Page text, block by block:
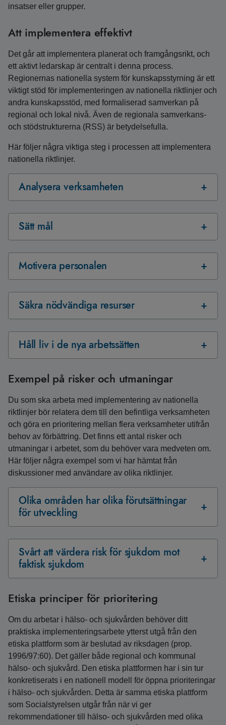
insatser eller grupper.
Att implementera effektivt
Det går att implementera planerat och framgångsrikt, och
ett aktivt ledarskap är centralt i denna process.
Regionernas nationella system för kunskapsstyrning är ett
viktigt stöd för implementeringen av nationella riktlinjer och
andra kunskapsstöd, med formaliserad samverkan på
regional och lokal nivå. Även de regionala samverkans-
och stöd­strukturerna (RSS) är betydelsefulla.
Här följer några viktiga steg i processen att implementera
nationella riktlinjer.
Analysera verksamheten
Sätt mål
Motivera personalen
Säkra nödvändiga resurser
Håll liv i de nya arbetssätten
Exempel på risker och utmaningar
Du som ska arbeta med implementering av nationella
riktlinjer bör relatera dem till den befintliga verksamheten
och göra en prioritering mellan flera verksamheter utifrån
behov av förbättring. Det finns ett antal risker och
utmaningar i arbetet, som du behöver vara medveten om.
Här följer några exempel som vi har hämtat från
diskussioner med användare av olika riktlinjer.
Olika områden har olika förutsättningar
för utveckling
Svårt att värdera risk för sjukdom mot
faktisk sjukdom
Etiska principer för prioritering
Om du arbetar i hälso- och sjukvården behöver ditt
praktiska implementeringsarbete ytterst utgå från den
etiska plattform som är beslutad av riksdagen (prop.
1996/97:60). Det gäller både regional och kommunal
hälso- och sjukvård. Den etiska plattformen har i sin tur
konkretiserats i en nationell modell för öppna prioriteringar
i hälso- och sjukvården. Detta är samma etiska plattform
som Socialstyrelsen utgår från när vi ger
rekommendationer till hälso- och sjukvården med olika